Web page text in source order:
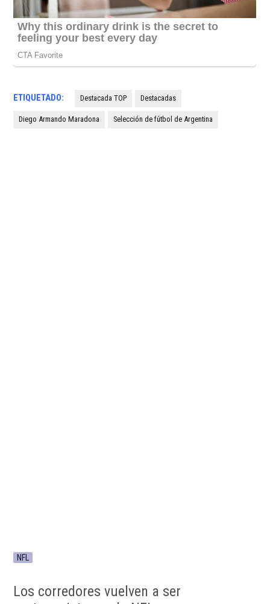
ETIQUETADO: Destacada TOP Destacadas
Diego Armando Maradona Selección de fútbol de Argentina
NFL
Los corredores vuelven a ser